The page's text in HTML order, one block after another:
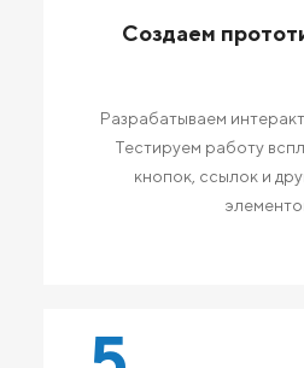
Создаем
Разрабатываем
Тестируем работу
кнопок, ссылок и